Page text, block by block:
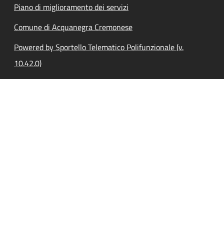
Piano di miglioramento dei servizi
Comune di Acquanegra Cremonese
Powered by Sportello Telematico Polifunzionale (v.
10.42.0)